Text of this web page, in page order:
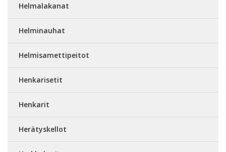
Helmalakanat
Helminauhat
Helmisamettipeitot
Henkarisetit
Henkarit
Herätyskellot